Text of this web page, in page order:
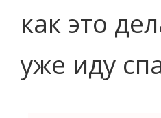
как это
уже иду